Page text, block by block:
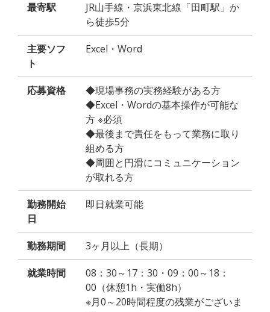
最寄駅
JR山手線・京浜東北線「田町駅」か
ら徒歩5分
主要ソフ
ト
Excel・Word
応募資格
◆現場事務の実務経験がある方
◆Excel・Wordの基本操作が可能な
方 ※必須
◆最後まで責任をもって業務に取り
組める方
◆周囲と円滑にコミュニケーション
が取れる方
勤務開始
日
即日就業可能
勤務期間 3ヶ月以上（長期）
就業時間
08：30～17：30・09：00～18：
00（休憩1h・実働8h）
※月0～20時間程度の残業がございま